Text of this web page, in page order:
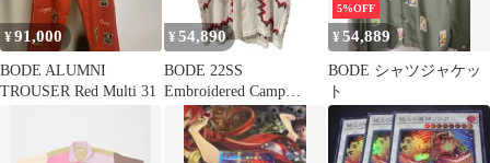
¥91,000
BODE ALUMNI
TROUSER Red Multi 31
¥ 54,890
BODE 22SS
Embroidered Camp
Collar S／S Shirt刺繍メ
ッシュ半袖シャツ
8069000136395
5%OFF
¥54,889
BODE シャツジャケッ
ト